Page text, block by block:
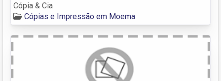
Cópia & Cia
Cópias e Impressão em Moema